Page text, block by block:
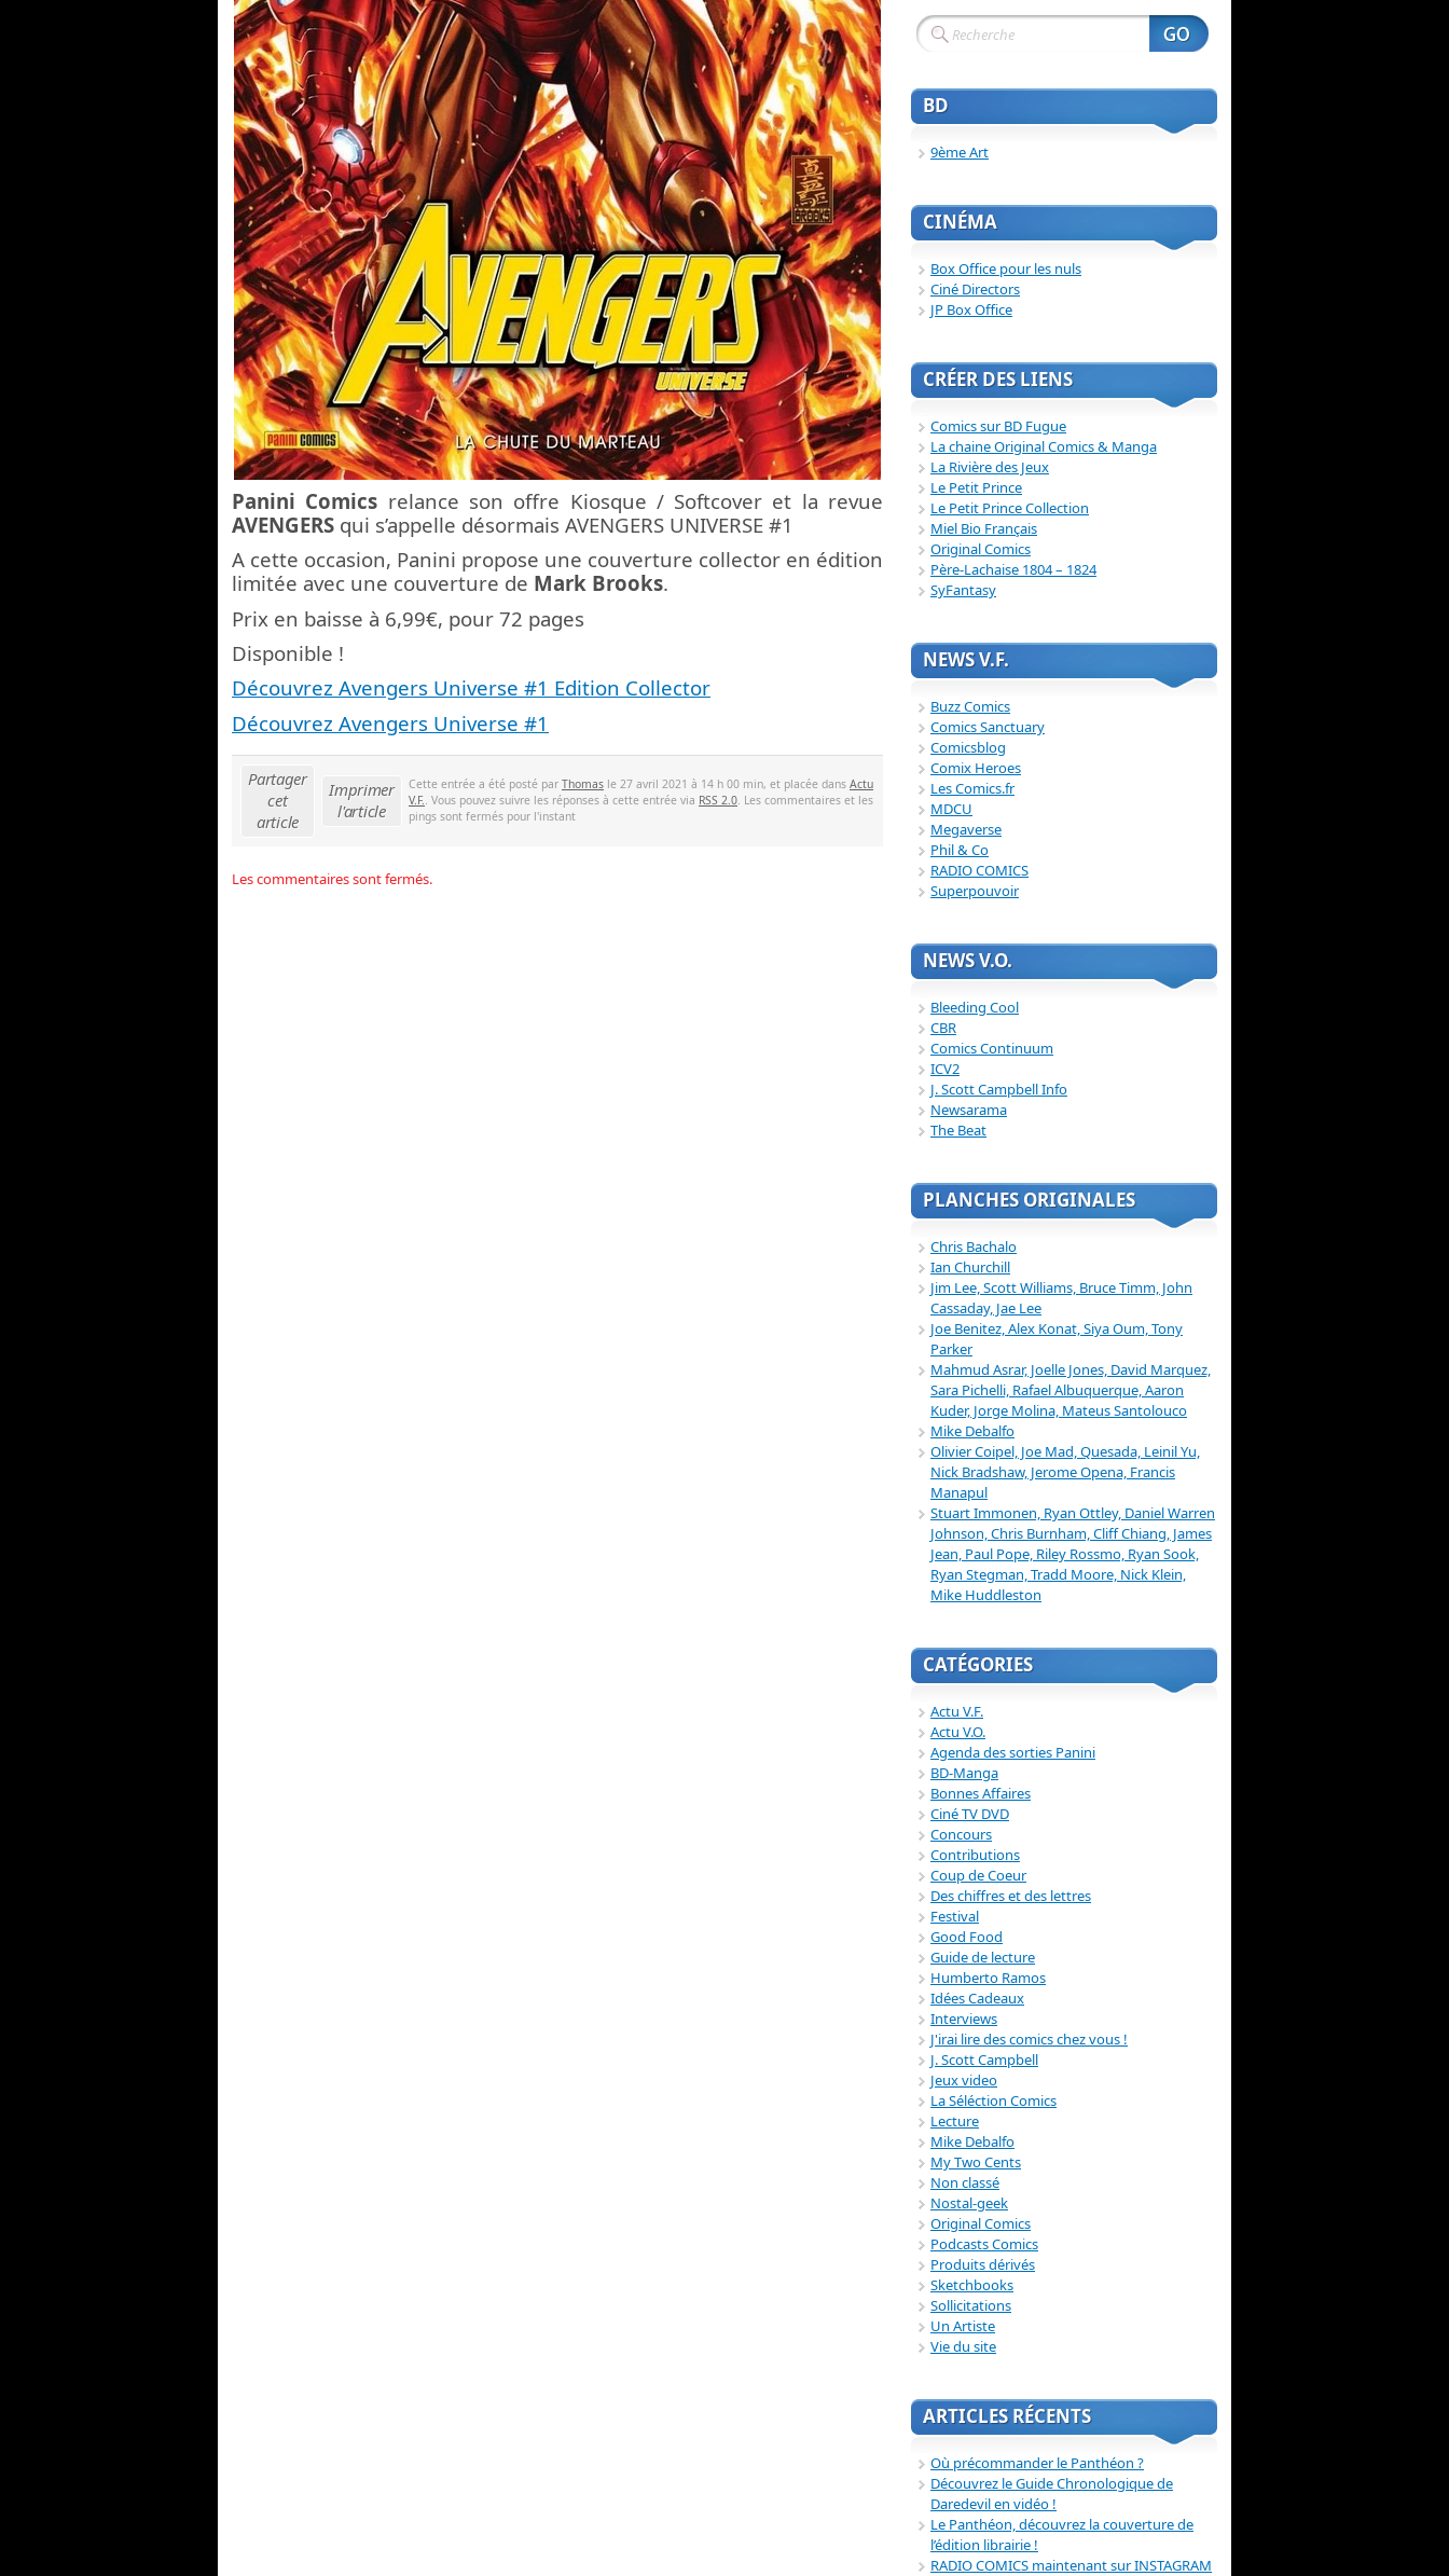
Panini Comics relance son offre Kiosque / Softcover et la revue
AVENGERS qui s’appelle désormais AVENGERS UNIVERSE #1
A cette occasion, Panini propose une couverture collector en édition
limitée avec une couverture de Mark Brooks.
Prix en baisse à 6,99€, pour 72 pages
Disponible !
Découvrez Avengers Universe #1 Edition Collector
Découvrez Avengers Universe #1
Partager
cet
article
Imprimer
l'article
Cette entrée a été posté par Thomas le 27 avril 2021 à 14 h 00 min, et placée dans Actu
V.F. . Vous pouvez suivre les réponses à cette entrée via RSS 2.0 . Les commentaires et les
pings sont fermés pour l'instant
Les commentaires sont fermés.
BD
9ème Art
CINÉMA
Box Office pour les nuls
Ciné Directors
JP Box Office
CRÉER DES LIENS
Comics sur BD Fugue
La chaine Original Comics & Manga
La Rivière des Jeux
Le Petit Prince
Le Petit Prince Collection
Miel Bio Français
Original Comics
Père-Lachaise 1804 – 1824
SyFantasy
NEWS V.F.
Buzz Comics
Comics Sanctuary
Comicsblog
Comix Heroes
Les Comics.fr
MDCU
Megaverse
Phil & Co
RADIO COMICS
Superpouvoir
NEWS V.O.
Bleeding Cool
CBR
Comics Continuum
ICV2
J. Scott Campbell Info
Newsarama
The Beat
PLANCHES ORIGINALES
Chris Bachalo
Ian Churchill
Jim Lee, Scott Williams, Bruce Timm, John
Cassaday, Jae Lee
Joe Benitez, Alex Konat, Siya Oum, Tony
Parker
Mahmud Asrar, Joelle Jones, David Marquez,
Sara Pichelli, Rafael Albuquerque, Aaron
Kuder, Jorge Molina, Mateus Santolouco
Mike Debalfo
Olivier Coipel, Joe Mad, Quesada, Leinil Yu,
Nick Bradshaw, Jerome Opena, Francis
Manapul
Stuart Immonen, Ryan Ottley, Daniel Warren
Johnson, Chris Burnham, Cliff Chiang, James
Jean, Paul Pope, Riley Rossmo, Ryan Sook,
Ryan Stegman, Tradd Moore, Nick Klein,
Mike Huddleston
CATÉGORIES
Actu V.F.
Actu V.O.
Agenda des sorties Panini
BD-Manga
Bonnes Affaires
Ciné TV DVD
Concours
Contributions
Coup de Coeur
Des chiffres et des lettres
Festival
Good Food
Guide de lecture
Humberto Ramos
Idées Cadeaux
Interviews
J'irai lire des comics chez vous !
J. Scott Campbell
Jeux video
La Séléction Comics
Lecture
Mike Debalfo
My Two Cents
Non classé
Nostal-geek
Original Comics
Podcasts Comics
Produits dérivés
Sketchbooks
Sollicitations
Un Artiste
Vie du site
ARTICLES RÉCENTS
Où précommander le Panthéon ?
Découvrez le Guide Chronologique de
Daredevil en vidéo !
Le Panthéon, découvrez la couverture de
l’édition librairie !
RADIO COMICS maintenant sur INSTAGRAM